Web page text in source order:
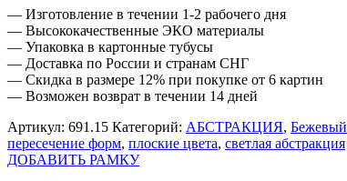
— Изготовление в течении 1-2 рабочего дня
— Высококачественные ЭКО материалы
— Упаковка в картонные тубусы
— Доставка по России и странам СНГ
— Скидка в размере 12% при покупке от 6 картин
— Возможен возврат в течении 14 дней
Артикул: 691.15 Категорий: АБСТРАКЦИЯ, Бежевый
пересечение форм, плоские цвета, светлая абстракция
ДОБАВИТЬ РАМКУ